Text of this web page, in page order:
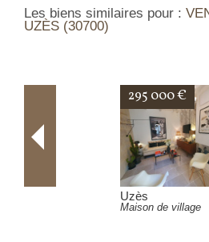
Les biens similaires pour :
UZÈS (30700)
340
Villa